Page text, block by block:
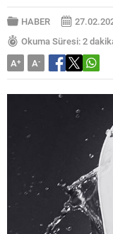
HABER
Okuma Süresi: 2
A+ A-